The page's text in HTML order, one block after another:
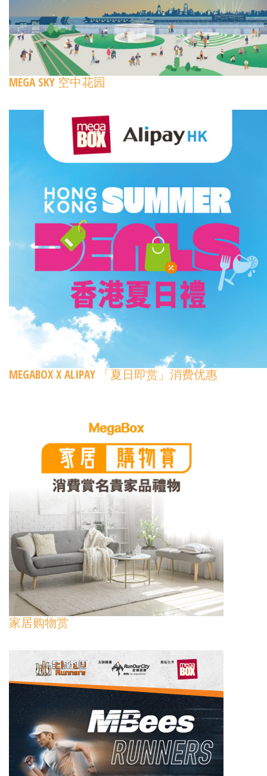
MEGA SKY 空中花园
MEGABOX X ALIPAY 「夏日即赏」消费优惠​
家居购物赏